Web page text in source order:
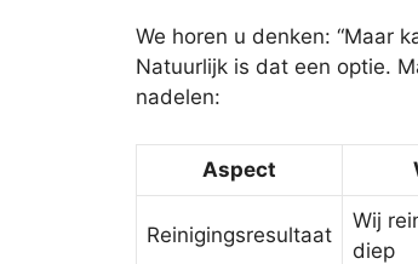
We horen u denken: “Maar
Natuurlijk is dat een optie.
nadelen:
Aspect
Reinigingsresultaat
Wij
diep